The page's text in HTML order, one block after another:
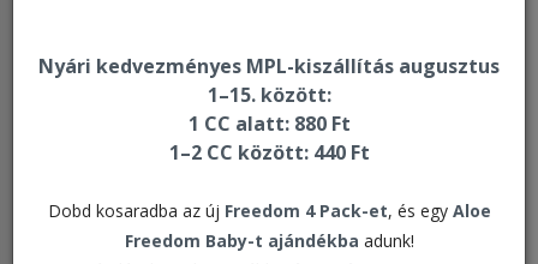
Nyári kedvezményes MPL-kiszállítás augusztus
1–15. között:
1 CC alatt: 880 Ft
1–2 CC között: 440 Ft
Dobd kosaradba az új Freedom 4 Pack-et, és egy Aloe
Freedom Baby-t ajándékba adunk!